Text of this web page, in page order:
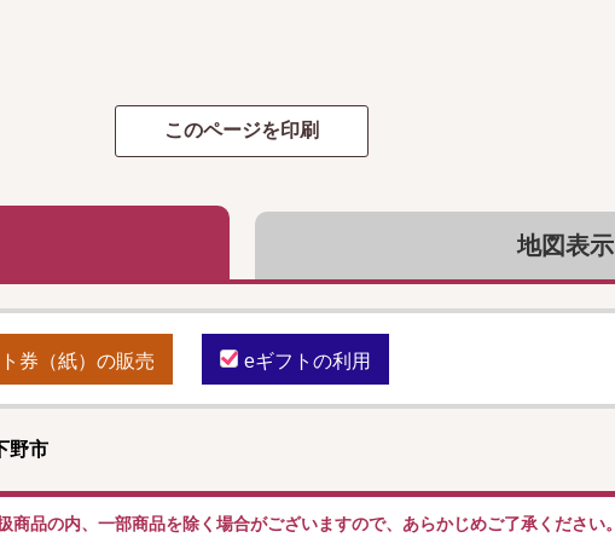
地図表示
券（紙）の販売 eギフトの利用
野市
品の内、一部商品を除く場合がございますので、あらかじめご了承ください。